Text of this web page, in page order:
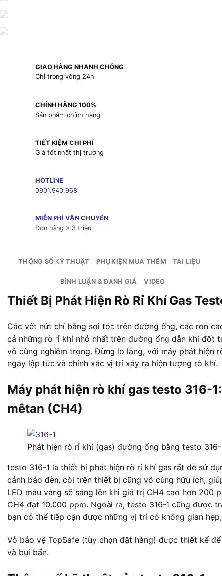
GIAO HÀNG NHANH CHÓNG
Chỉ trong vòng 24h
CHÍNH HÃNG 100%
Sản phẩm chính hãng
TIẾT KIỆM CHI PHÍ
Giá tốt nhất thị trường
HOTLINE
0901.940.968
MIỄN PHÍ VẬN CHUYỂN
Đơn hàng > 3 triệu
THÔNG SỐ KỸ THUẬT PHỤ KIỆN MUA THÊM TÀI LIỆU
BÌNH LUẬN & ĐÁNH GIÁ VIDEO
Thiết Bị Phát Hiện Rò Rỉ Khí Gas
Các vết nứt chỉ bằng sợi tóc trên đường ống, các ron
cả những rò rỉ khí nhỏ nhất trên đường ống dẫn khí đốt
vô cùng nghiêm trọng. Đừng lo lắng, với máy phát hiện
ngay lập tức và chính xác vị trí xảy ra hiện tượng rò khí.
Máy phát hiện rò khí gas testo 316-
mêtan (CH4)
Phát hiện rò rỉ khí (gas) đường ống bằng testo 316-
testo 316-1 là thiết bị phát hiện rò rỉ khí gas rất dễ sử
cảnh báo đèn, còi trên thiết bị cũng vô cùng hữu ích,
LED màu vàng sẽ sáng lên khi giá trị CH4 cao hơn 200
CH4 đạt 10.000 ppm. Ngoài ra, testo 316-1 cũng được
bạn có thể tiếp cận được những vị trí có không gian
Vỏ bảo vệ TopSafe (tùy chọn đặt hàng) được thiết kế
và bụi bẩn.